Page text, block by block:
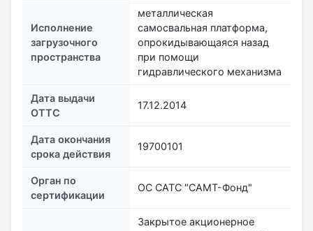
Исполнение
загрузочного
пространства
металлическая
самосвальная платформа,
опрокидывающаяся назад
при помощи
гидравлического механизма
Дата выдачи
ОТТС
17.12.2014
Дата окончания
срока действия
19700101
Орган по
сертификации
ОС САТС "САМТ-Фонд"
Закрытое акционерное